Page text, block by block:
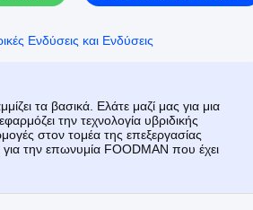
Ενδύσεις και Ενδύσεις
τα βασικά. Ελάτε μαζί μας για μια
την τεχνολογία υβριδικής
στον τομέα της επεξεργασίας
την επωνυμία FOODMAN που έχει